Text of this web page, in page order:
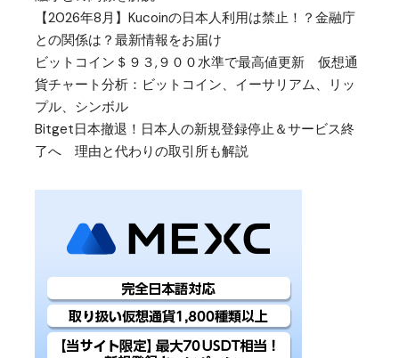
【2026年8月】Kucoinの日本人利用は禁止！？金融庁
との関係は？最新情報をお届け
ビットコイン＄９３,９００水準で最高値更新 仮想通
貨チャート分析：ビットコイン、イーサリアム、リッ
プル、シンボル
Bitget日本撤退！日本人の新規登録停止＆サービス終
了へ 理由と代わりの取引所も解説